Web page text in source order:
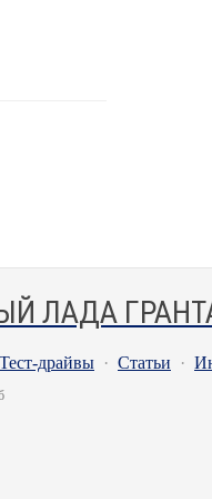
ЛАДА
Тест-драйвы · Статьи ·